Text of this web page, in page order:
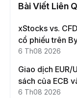
Bài Viết Liên
xStocks vs.
cổ phiếu trên
6 Th08 2026
Giao dịch EUR/
sách của ECB
này
6 Th08 2026